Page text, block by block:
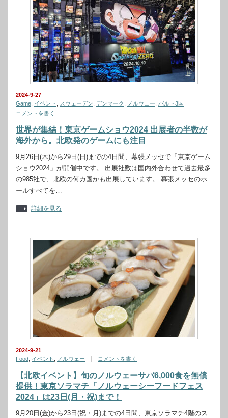
2024-9-27
Game イベント スウェーデン デンマーク ノルウェー
バルト3国
コメントを書く
世界が集結！東京ゲームショウ2024 出展者の半数が
海外から。北欧発のゲームにも注目
9月26日(木)から29日(日)までの4日間、幕張メッセで「東京ゲーム
ショウ2024」が開催中です。 出展社数は国内外合わせて過去最多
の985社で、北欧の何カ国かも出展しています。 幕張メッセのホ
ールすべてを…
詳細を見る
2024-9-21
Food イベント ノルウェー コメントを書く
【北欧イベント】旬のノルウェーサバ6,000食を無償
提供！東京ソラマチ「ノルウェーシーフードフェス
2024」は23日(月・祝)まで！
9月20日(金)から23日(祝・月)までの4日間、東京ソラマチ4階のス